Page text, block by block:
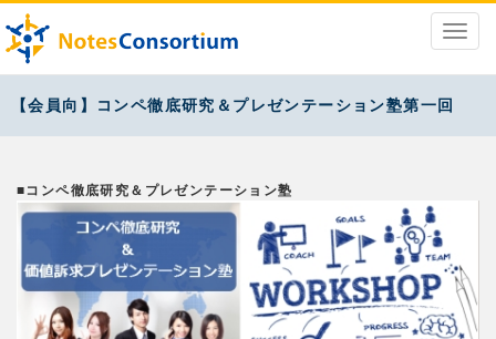
【会員向】コンペ徹底研究＆プレゼンテーション塾第一回
■コンペ徹底研究＆プレゼンテーション塾